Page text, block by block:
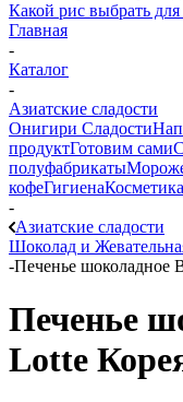
Какой рис выбрать
Главная
-
Каталог
-
Азиатские сладости
Онигири Сладости
продуктГотовим сами
полуфабрикаты
кофеГигиенаКосметика
-
Азиатские сладости
Шоколад и
-Печенье шоколадное
Печенье
Lotte